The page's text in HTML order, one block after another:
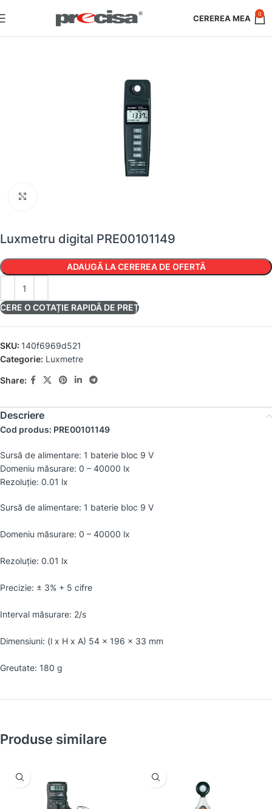
0
Luxmetru digital PRE00101149
ADAUGĂ LA CEREREA DE OFERTĂ
CERE O COTAȚIE RAPIDĂ DE PREȚ
SKU: 140f6969d521
Categorie: Luxmetre
Share:
Descriere
Cod produs: PRE00101149
Sursă de alimentare: 1 baterie bloc 9 V
Domeniu măsurare: 0 – 40000 lx
Rezoluţie: 0.01 lx
Sursă de alimentare: 1 baterie bloc 9 V
Domeniu măsurare: 0 – 40000 lx
Rezoluţie: 0.01 lx
Precizie: ± 3% + 5 cifre
Interval măsurare: 2/s
Dimensiuni: (l x H x A) 54 x 196 x 33 mm
Greutate: 180 g
Produse similare